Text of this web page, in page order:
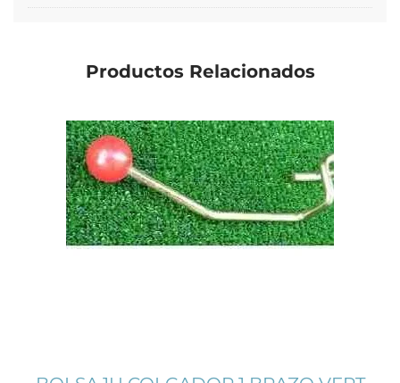
Productos Relacionados